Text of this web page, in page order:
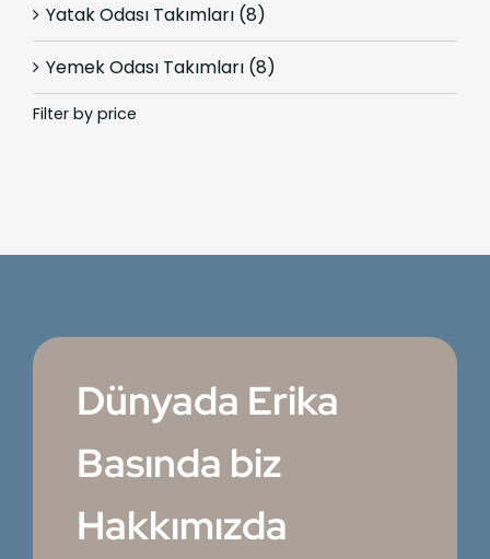
Yatak Odası Takımları (8)
Yemek Odası Takımları (8)
Filter by price
Dünyada Erika
Basında biz
Hakkımızda